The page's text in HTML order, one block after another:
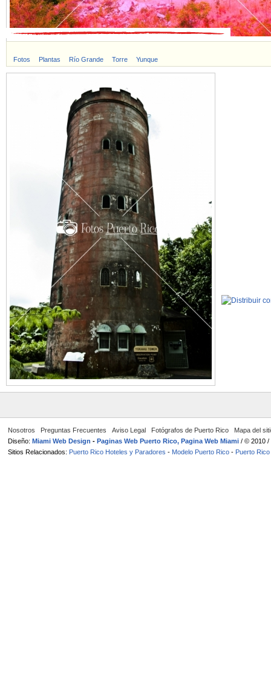
Fotos Plantas Río Grande Torre Yunque
Nosotros Preguntas Frecuentes Aviso Legal Fotógrafos de Puerto Rico
Mapa del
Diseño: Miami Web Design - Paginas Web Puerto Rico, Pagina Web Miami / © 2010 /
Sitios Relacionados: Puerto Rico Hoteles y Paradores - Modelo Puerto Rico - Puerto